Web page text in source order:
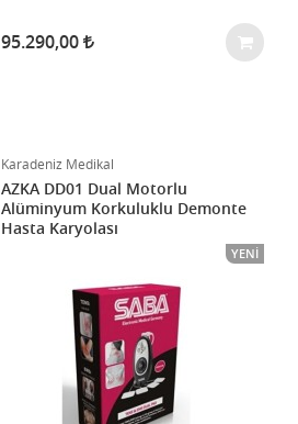
95.290,00
Karadeniz Medikal
AZKA DD01 Dual Motorlu
Alüminyum Korkuluklu Demonte
Hasta Karyolası
YENI